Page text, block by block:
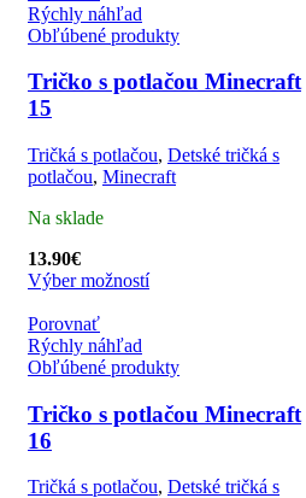
Rýchly náhľad
Obľúbené produkty
Tričko s potlačou Minecraft
15
Tričká s potlačou, Detské tričká s
potlačou, Minecraft
Na sklade
13.90€
Výber možností
Porovnať
Rýchly náhľad
Obľúbené produkty
Tričko s potlačou Minecraft
16
Tričká s potlačou, Detské tričká s